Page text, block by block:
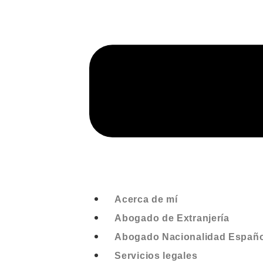
Acerca de mí
Abogado de Extranjería
Abogado Nacionalidad
Servicios legales